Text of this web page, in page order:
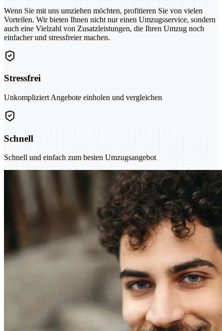
Wenn Sie mit uns umziehen möchten, profitieren Sie von vielen
Vorteilen. Wir bieten Ihnen nicht nur einen Umzugsservice, sondern
auch eine Vielzahl von Zusatzleistungen, die Ihren Umzug noch
einfacher und stressfreier machen.
Stressfrei
Unkompliziert Angebote einholen und vergleichen
Schnell
Schnell und einfach zum besten Umzugsangebot